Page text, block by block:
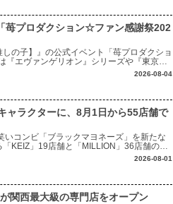
苺プロダクション☆ファン感謝祭202
の子】』の公式イベント「苺プロダクショ
エヴァンゲリオン』シリーズや『東京喰
の魅力を最大限に生かした遊技機化や商
2026-08-04
ャラクターに、8月1日から55店舗で
コンビ「ブラックマヨネーズ」を新たな
KEIZ」19店舗と「MILLION」36店舗の計
2026-08-01
関西最大級の専門店をオープン